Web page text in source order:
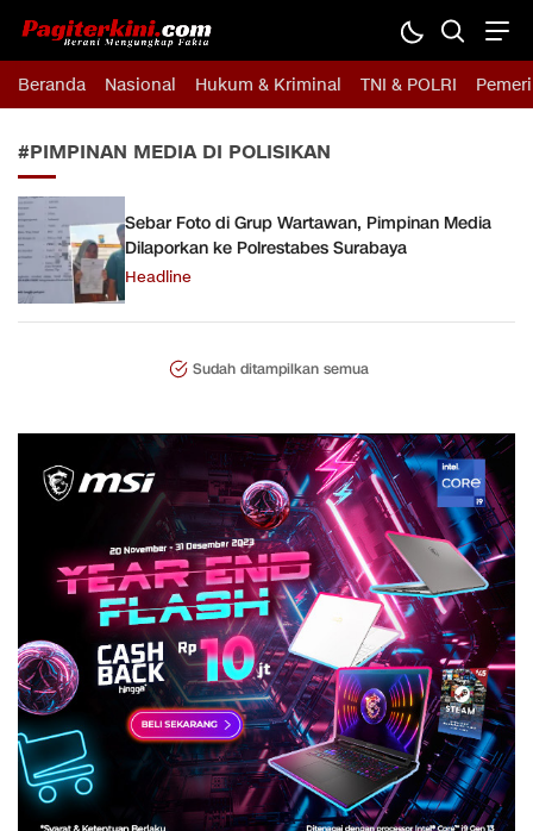
Pagiterkini.com
Berani Mengungkap Fakta
Beranda Nasional Hukum & Kriminal TNI & POLRI
#PIMPINAN MEDIA DI POLISIKAN
Sebar Foto di Grup Wartawan, Pimpinan Media
Dilaporkan ke Polrestabes Surabaya
Headline
Sudah ditampilkan semua